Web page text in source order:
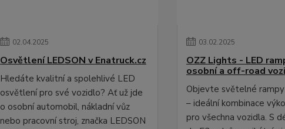
02.04.2025
Osvětlení LEDSON v Enatruck.cz
Hledáte kvalitní a spolehlivé LED
osvětlení pro své vozidlo? Ať už jde
o osobní automobil, nákladní vůz
nebo pracovní stroj, značka LEDSON
03.02.2025
OZZ Lights - LED
osobní a off-road
Objevte světelné
– ideální kombinace
pro všechna vozidla. S